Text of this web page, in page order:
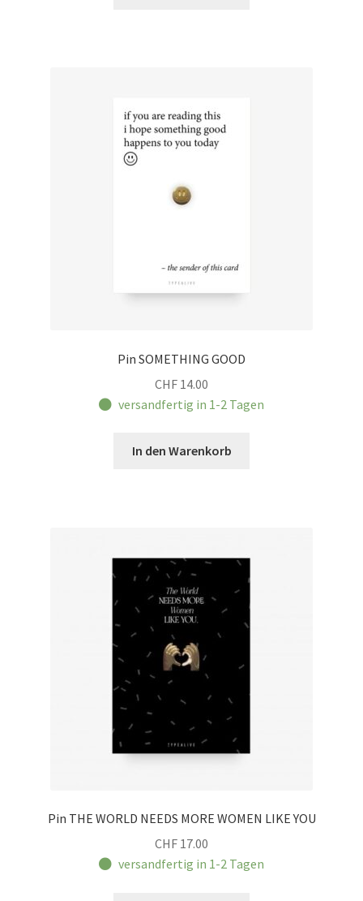
Pin SOMETHING GOOD
CHF 14.00
versandfertig in 1-2 Tagen
In den Warenkorb
Pin THE WORLD NEEDS MORE WOMEN LIKE YOU
CHF 17.00
versandfertig in 1-2 Tagen